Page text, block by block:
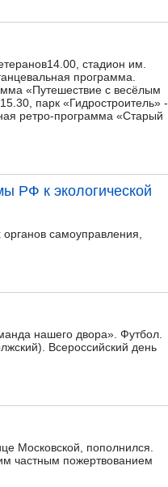
стадион им.
программа.
«Путешествие с весёлым
парк «Гидростроитель» -
ретро-программа «Старый
РФ к экологической
самоуправления,
нашего двора». Футбол.
Всероссийский день
Московской, пополнился.
частным пожертвованием